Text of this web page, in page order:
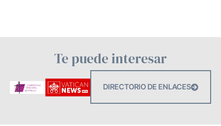
Te puede interesar
DIRECTORIO DE ENLACES